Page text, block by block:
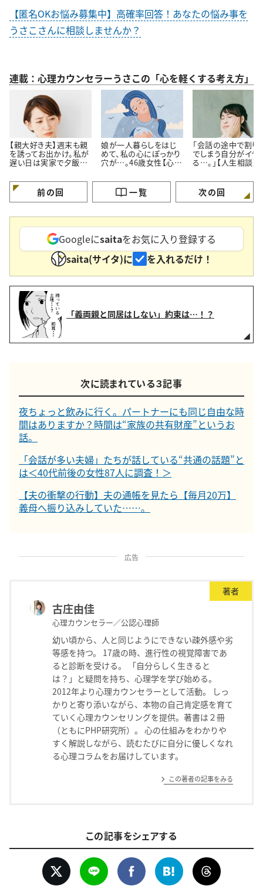
【匿名OKお悩み募集中】高確率回答！あなたの悩み事を
うさこさんに相談しませんか？
連載：心理カウンセラーうさこの「心を軽くする考え方」
【親大好き夫】週末も親
を誘ってお出かけ。私が
遅い日は実家で夕飯。
なのでは…？
娘が一人暮らしをはじ
めて、私の心にぽっかり
穴が…。46歳女性【心理
談】
「会話の途中で割り
でしまう自分がイヤ
る…。」【人生相談】
前の回 一覧 次の回
Googleにsaitaをお気に入り登録する
saita(サイタ)に
を入れるだけ！
「義両親と同居はしない」約束は…！？
次に読まれている３記事
夜ちょっと飲みに行く。パートナーにも同じ自由な時
間はありますか？時間は“家族の共有財産”というお
話。
「会話が多い夫婦」たちが話している“共通の話題”と
は＜40代前後の女性87人に調査！＞
【夫の衝撃の行動】夫の通帳を見たら【毎月20万】
義母へ振り込みしていた……。
広告
著者
古庄由佳
心理カウンセラー／公認心理師
幼い頃から、人と同じようにできない疎外感や劣
等感を持つ。 17歳の時、進行性の視覚障害であ
ると診断を受ける。 「自分らしく生きると
は？」と疑問を持ち、心理学を学び始める。
2012年より心理カウンセラーとして活動。 しっ
かりと寄り添いながら、本物の自己肯定感を育て
ていく心理カウンセリングを提供。著書は２冊
（ともにPHP研究所）。 心の仕組みをわかりや
すく解説しながら、読むたびに自分に優しくなれ
る心理コラムをお届けしています。
この著者の記事をみる
この記事をシェアする